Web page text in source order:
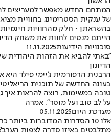
המתחם החדש מאפשר למעריצים
של ענקית הסטרימינג בחוויית
הייתם מנסים לחוות את משחק
סוכנויות הידיעות11.11.2025
"באתי להביא את הזהות היהודית
הדיונון
בעונה החדשה של תוכנית
טובה במשימות, רוצה להראות איך
על לב טוב ועל מוסר", אמרה
מערכת היום05.11.2025
אלו 10 הסדרות המדוברות ביותר כרגע
מתלבטים באיזו סדרה לצפות